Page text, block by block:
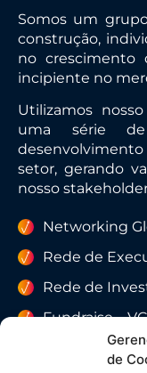
de
Somos um
construção,
no crescimento
incipiente no
Utilizamos
uma série
setor, gerando
nosso
Networking
Rede de
Rede de
Fundraise –
Rede de